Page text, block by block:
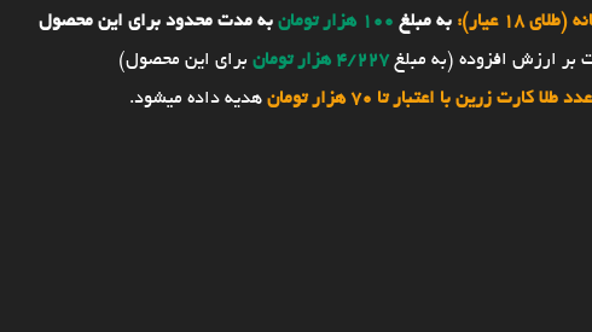
18 عیار): به مبلغ 100 هزار تومان
به مدت محدود برای این محصول
4/227 هزار تومان
برای این محصول)
طلا کارت زرین با اعتبار تا 70 هزار تومان هدیه داده میشود.